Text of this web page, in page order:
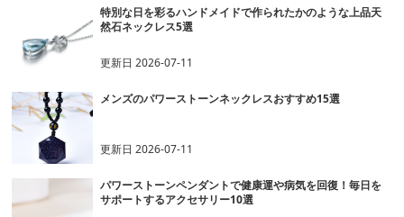
特別な日を彩るハンドメイドで作られたかのような上品天
然石ネックレス5選
更新日2026-07-11
メンズのパワーストーンネックレスおすすめ15選
更新日2026-07-11
パワーストーンペンダントで健康運や病気を回復！毎日を
サポートするアクセサリー10選